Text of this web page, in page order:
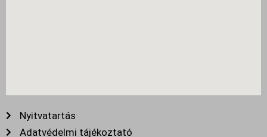
Nyitvatartás
Adatvédelmi tájékoztató